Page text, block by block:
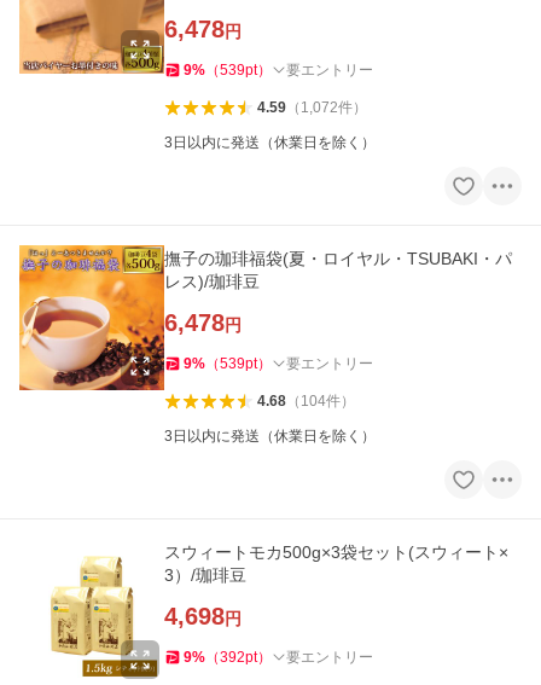
6,478円
9% （539pt） 要エントリー
4.59（ 1,072件）
3日以内に発送（休業日を除く）
撫子の珈琲福袋(夏・ロイヤル・TSUBAKI・パ
レス)/珈琲豆
6,478円
9% （539pt） 要エントリー
4.68（ 104件）
3日以内に発送（休業日を除く）
スウィートモカ500g×3袋セット(スウィート×
3）/珈琲豆
4,698円
9% （392pt） 要エントリー